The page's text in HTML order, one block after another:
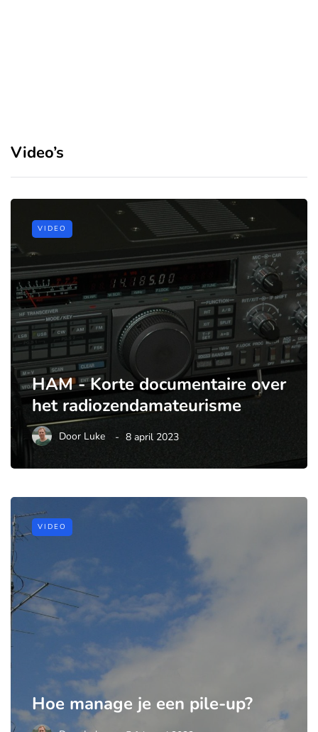
Video’s
VIDEO
HAM - Korte documentaire over
het radiozendamateurisme
Door Luke 8 april 2023
VIDEO
Hoe manage je een pile-up?